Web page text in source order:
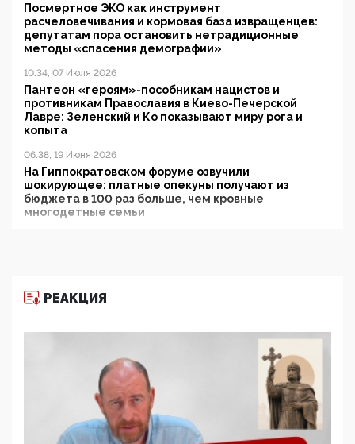
Посмертное ЭКО как инструмент
расчеловечивания и кормовая база извращенцев:
депутатам пора остановить нетрадиционные
методы «спасения демографии»
10:34, 07 Июля 2026
Пантеон «героям»-пособникам нацистов и
противникам Православия в Киево-Печерской
Лавре: Зеленский и Ко показывают миру рога и
копыта
06:38, 19 Июня 2026
На Гиппократовском форуме озвучили
шокирующее: платные опекуны получают из
бюджета в 100 раз больше, чем кровные
многодетные семьи
11:53, 09 Июня 2026
деятельность ИИТО ЮНЕСКО в России, но
цифроглобалисты продолжают определять
повестку в образовании
09:43, 01 Июня 2026
5G за счет здоровья граждан: Минцифры намерено
отобрать у регионов и муниципалитетов право
защищать жилые дома и социальные объекты от
РЕАКЦИЯ